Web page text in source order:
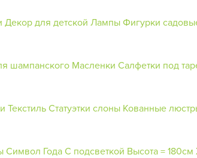
Декор для детской ЛампыФигурки
шампанского Масленки Салфетки под
ТекстильСтатуэтки слоны Кованные
Символ ГодаС подсветкой Высота = 180см